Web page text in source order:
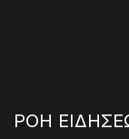
ΡΟΗ